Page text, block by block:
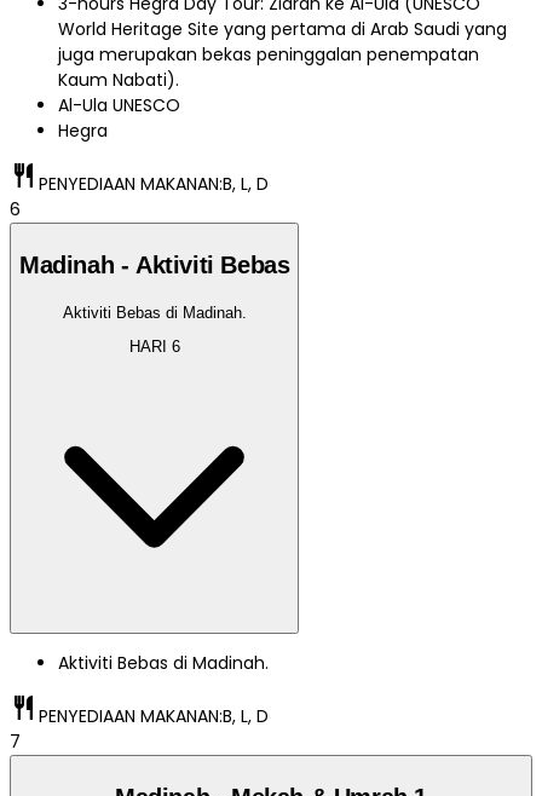
World Heritage Site yang pertama di Arab Saudi yang
juga merupakan bekas peninggalan penempatan
Kaum Nabati).
Al-Ula UNESCO
Hegra
restaurant PENYEDIAAN MAKANAN:B, L, D
6
Madinah - Aktiviti Bebas
Aktiviti Bebas di Madinah.
HARI 6
Aktiviti Bebas di Madinah.
restaurant PENYEDIAAN MAKANAN:B, L, D
7